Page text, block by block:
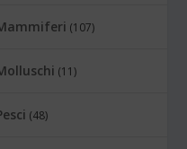
(107)
(11)
(48)